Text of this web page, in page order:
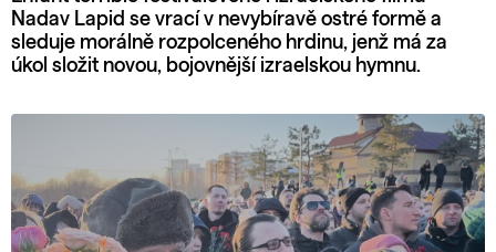
Nadav Lapid se vrací v nevybíravě ostré formě a
sleduje morálně rozpolceného hrdinu, jenž má za
úkol složit novou, bojovnější izraelskou hymnu.